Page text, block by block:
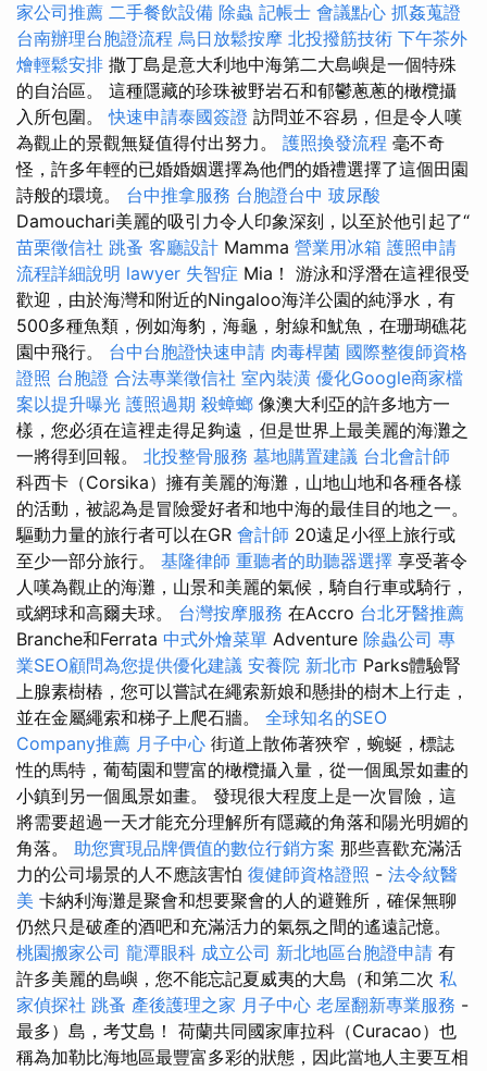
家公司推薦 二手餐飲設備 除蟲 記帳士 會議點心 抓姦蒐證
台南辦理台胞證流程 烏日放鬆按摩 北投撥筋技術 下午茶外
燴輕鬆安排 撒丁島是意大利地中海第二大島嶼是一個特殊
的自治區。 這種隱藏的珍珠被野岩石和郁鬱蔥蔥的橄欖攝
入所包圍。快速申請泰國簽證 訪問並不容易，但是令人嘆
為觀止的景觀無疑值得付出努力。 護照換發流程 毫不奇
怪，許多年輕的已婚婚姻選擇為他們的婚禮選擇了這個田園
詩般的環境。 台中推拿服務 台胞證台中 玻尿酸
Damouchari美麗的吸引力令人印象深刻，以至於他引起了“
苗栗徵信社 跳蚤 客廳設計 Mamma 營業用冰箱 護照申請
流程詳細說明 lawyer 失智症 Mia！ 游泳和浮潛在這裡很受
歡迎，由於海灣和附近的Ningaloo海洋公園的純淨水，有
500多種魚類，例如海豹，海龜，射線和魷魚，在珊瑚礁花
園中飛行。 台中台胞證快速申請 肉毒桿菌 國際整復師資格
證照 台胞證 合法專業徵信社 室內裝潢 優化Google商家檔
案以提升曝光 護照過期 殺蟑螂 像澳大利亞的許多地方一
樣，您必須在這裡走得足夠遠，但是世界上最美麗的海灘之
一將得到回報。 北投整骨服務 墓地購置建議 台北會計師
科西卡（Corsika）擁有美麗的海灘，山地山地和各種各樣
的活動，被認為是冒險愛好者和地中海的最佳目的地之一。
驅動力量的旅行者可以在GR 會計師 20遠足小徑上旅行或
至少一部分旅行。 基隆律師 重聽者的助聽器選擇 享受著令
人嘆為觀止的海灘，山景和美麗的氣候，騎自行車或騎行，
或網球和高爾夫球。 台灣按摩服務 在Accro 台北牙醫推薦
Branche和Ferrata 中式外燴菜單 Adventure 除蟲公司 專
業SEO顧問為您提供優化建議 安養院 新北市 Parks體驗腎
上腺素樹樁，您可以嘗試在繩索新娘和懸掛的樹木上行走，
並在金屬繩索和梯子上爬石牆。 全球知名的SEO
Company推薦 月子中心 街道上散佈著狹窄，蜿蜒，標誌
性的馬特，葡萄園和豐富的橄欖攝入量，從一個風景如畫的
小鎮到另一個風景如畫。 發現很大程度上是一次冒險，這
將需要超過一天才能充分理解所有隱藏的角落和陽光明媚的
角落。 助您實現品牌價值的數位行銷方案 那些喜歡充滿活
力的公司場景的人不應該害怕 復健師資格證照 - 法令紋醫
美 卡納利海灘是聚會和想要聚會的人的避難所，確保無聊
仍然只是破產的酒吧和充滿活力的氣氛之間的遙遠記憶。
桃園搬家公司 龍潭眼科 成立公司 新北地區台胞證申請 有
許多美麗的島嶼，您不能忘記夏威夷的大島（和第二次 私
家偵探社 跳蚤 產後護理之家 月子中心 老屋翻新專業服務 -
最多）島，考艾島！ 荷蘭共同國家庫拉科（Curacao）也
稱為加勒比海地區最豐富多彩的狀態，因此當地人主要互相